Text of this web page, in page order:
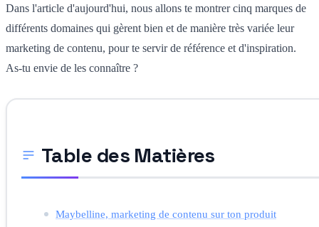
Dans l'article d'aujourd'hui, nous allons te montrer cinq marques de
différents domaines qui gèrent bien et de manière très variée leur
marketing de contenu, pour te servir de référence et d'inspiration.
As-tu envie de les connaître ?
Table des Matières
Maybelline, marketing de contenu sur ton produit